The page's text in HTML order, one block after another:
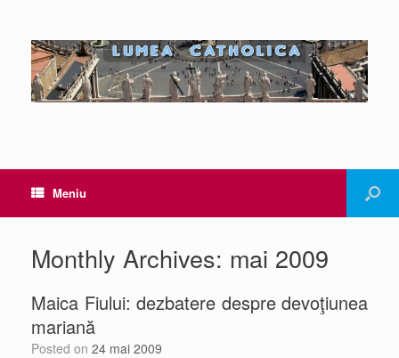
Meniu
Monthly Archives: mai 2009
Maica Fiului: dezbatere despre devoţiunea
mariană
Posted on 24 mai 2009